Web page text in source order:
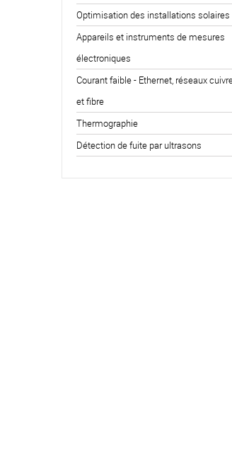
Optimisation des installations solaires
Appareils et instruments de mesures
électroniques
Courant faible - Ethernet, réseaux
et fibre
Thermographie
Détection de fuite par ultrasons
FLUKE 922KIT - ANALYSEUR...
1 678,80 €TTC